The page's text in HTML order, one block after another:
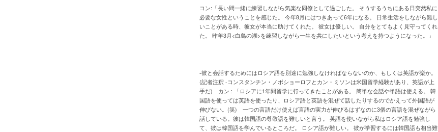
コン:「長い間一緒に練習しながら気楽な同僚として過ごした。 そうするうちにある日突然私に
必要な女性ということを感じた。 今年8月にはつきあって6年になる。 日常生活をしながら難し
いことがある時、彼女が本当に助けてくれた。 彼女は優しい。 自分をとてもよく見守ってくれ
た。 昨年3月<白鳥の湖>を練習しながら一生を共にしたいという考えを持つようになった。」
-彼と会話するためにはロシア語を別途に勉強しなければならないのか、もしくは英語が楽か。
(記者注釈 -コンスタンチン・ノボショーロフとカン・ミソンは米国留学経験があり、英語が上
手だ) カン : 「ロシアに1年間留学に行ってきたことがある。 簡単な会話や単語は使える。 韓
国語を使っては英語を使ったり、ロシア語と英語を混ぜて話したりするのでかえって外国語が
伸びない。(笑) 一つの言語だけ使えば言語の実力が伸びるはずなのに3個の言語を混ぜながら
話している。彼は韓国語の尊敬語を難しいと言う。 英語を使いながら私はロシア語を勉強し
て、彼は韓国語を学んでいるところだ。 ロシア語が難しい。 彼が学習するには韓国語も相当難